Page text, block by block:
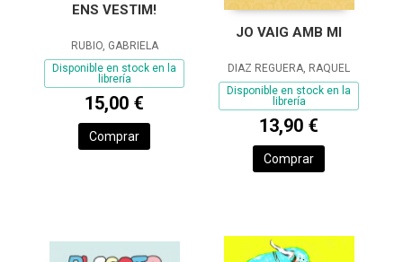
ENS VESTIM!
RUBIO, GABRIELA
Disponible en stock en la
librería
15,00 €
Comprar
JO VAIG AMB MI
DIAZ REGUERA, RAQUEL
Disponible en stock en la
librería
13,90 €
Comprar